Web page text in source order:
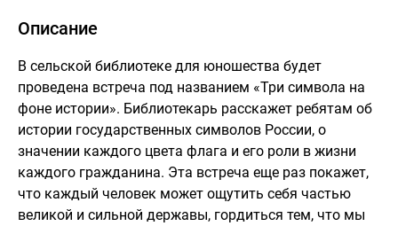
Описание
В сельской библиотеке для юношества будет
проведена встреча под названием «Три символа на
фоне истории». Библиотекарь расскажет ребятам об
истории государственных символов России, о
значении каждого цвета флага и его роли в жизни
каждого гражданина. Эта встреча еще раз покажет,
что каждый человек может ощутить себя частью
великой и сильной державы, гордиться тем, что мы